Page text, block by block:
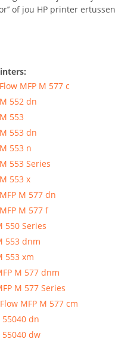
of jou HP printer ertussen
MFP M 577 c
552 dn
553
553 dn
553 n
553 Series
553 x
M 577 dn
M 577 f
550 Series
553 dnm
553 xm
M 577 dnm
M 577 Series
MFP M 577 cm
55040 dn
55040 dw